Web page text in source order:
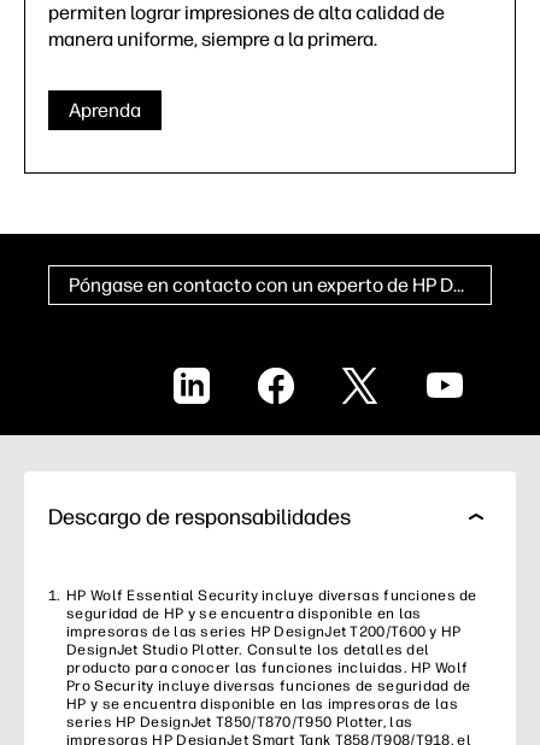
permiten lograr impresiones de alta calidad de
manera uniforme, siempre a la primera.
Aprenda
Póngase en contacto con un experto de HP DesignJet
LinkedIn Facebook X YouTube
Descargo de responsabilidades
HP Wolf Essential Security incluye diversas funciones de
seguridad de HP y se encuentra disponible en las
impresoras de las series HP DesignJet T200/T600 y HP
DesignJet Studio Plotter. Consulte los detalles del
producto para conocer las funciones incluidas. HP Wolf
Pro Security incluye diversas funciones de seguridad de
HP y se encuentra disponible en las impresoras de las
series HP DesignJet T850/T870/T950 Plotter, las
impresoras HP DesignJet Smart Tank T858/T908/T918, el